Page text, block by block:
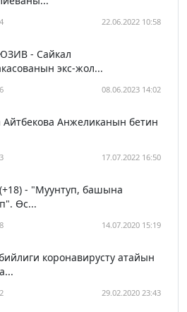
22.06.2022 10:58
- Сайкал
экс-жол...
08.06.2023 14:02
Айтбекова Анжеликанын бетин
17.07.2022 16:50
- "Муунтуп, башына
Өс...
14.07.2020 15:19
коронавирусту атайын
29.02.2020 23:43